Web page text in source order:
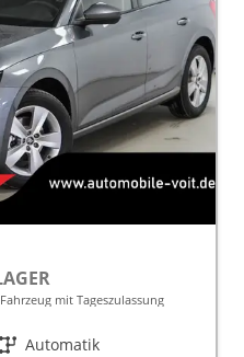
Fahrzeug mit Tageszulassung
Getriebe Automatik